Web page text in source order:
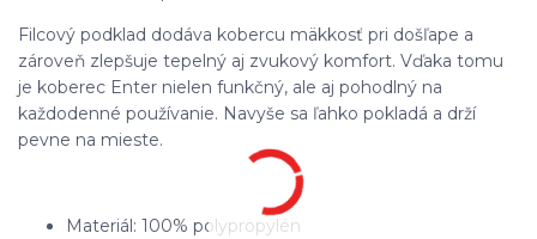
Filcový podklad dodáva kobercu mäkkosť pri došľape a
zároveň zlepšuje tepelný aj zvukový komfort. Vďaka tomu
je koberec Enter nielen funkčný, ale aj pohodlný na
každodenné používanie. Navyše sa ľahko pokladá a drží
pevne na mieste.
Materiál: 100% polypropylén